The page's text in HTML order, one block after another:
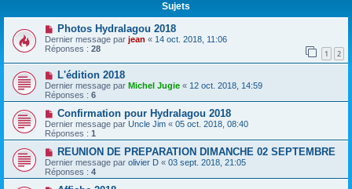
Sujets
Photos Hydralagou 2018
Dernier message par jean « 14 oct. 2018, 11:06
Réponses : 28 1 2
L'édition 2018
Dernier message par Michel Jugie « 12 oct. 2018, 14:59
Réponses : 6
Confirmation pour Hydralagou 2018
Dernier message par Uncle Jim « 05 oct. 2018, 08:40
Réponses : 1
REUNION DE PREPARATION DIMANCHE 02 SEPTEMBRE
Dernier message par olivier D « 03 sept. 2018, 21:05
Réponses : 4